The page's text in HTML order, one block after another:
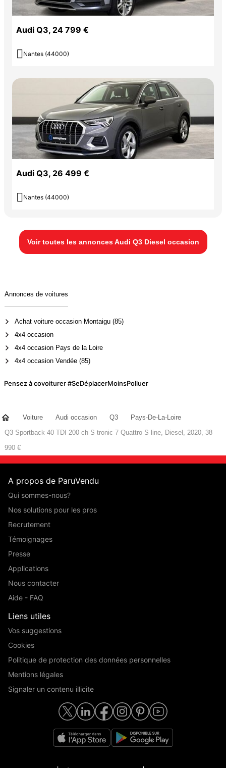
Audi Q3, 24 799 €
 Nantes (44000)
Audi Q3, 26 499 €
 Nantes (44000)
Voir toutes les annonces Audi Q3 Diesel occasion
Annonces de voitures
Achat voiture occasion Montaigu (85)
4x4 occasion
4x4 occasion Pays de la Loire
4x4 occasion Vendée (85)
Pensez à covoiturer #SeDéplacerMoinsPolluer
Voiture Audi occasion Q3
Pays-De-La-Loire
Q3 Sportback 40 TDI 200 ch S tronic 7 Quattro S line, Diesel, 2020, 38
990 €
A propos de ParuVendu
Qui sommes-nous?
Nos solutions pour les pros
Recrutement
Témoignages
Presse
Applications
Nous contacter
Aide - FAQ
Liens utiles
Vos suggestions
Cookies
Politique de protection des données personnelles
Mentions légales
Signaler un contenu illicite